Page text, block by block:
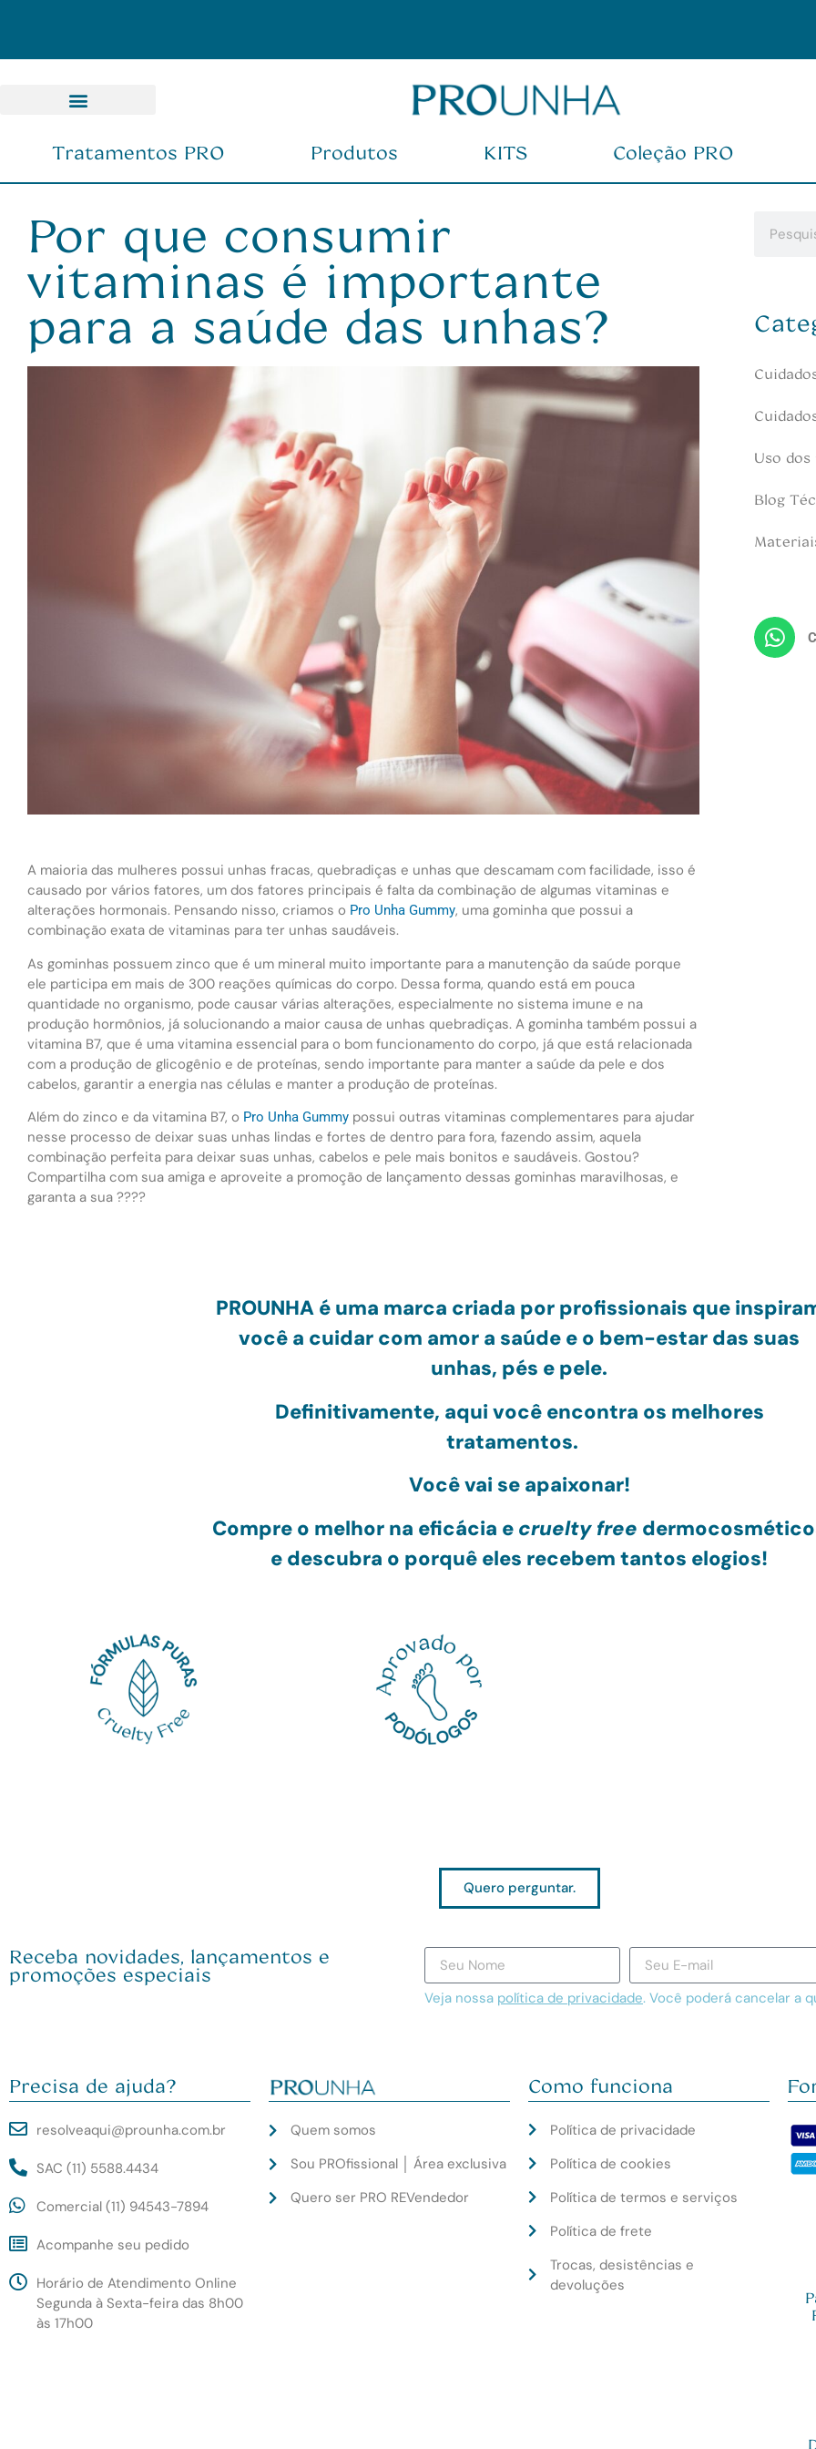
FRETE GRÁTIS nas compras acima de R$ 150,00
Tratamentos PRO Produtos KITS Coleção PRO
Por que consumir
vitaminas é importante
para a saúde das unhas?
A maioria das mulheres possui unhas fracas, quebradiças e unhas que descamam com facilidade, isso é
causado por vários fatores, um dos fatores principais é falta da combinação de algumas vitaminas e
alterações hormonais. Pensando nisso, criamos o Pro Unha Gummy, uma gominha que possui a
combinação exata de vitaminas para ter unhas saudáveis.
As gominhas possuem zinco que é um mineral muito importante para a manutenção da saúde porque
ele participa em mais de 300 reações químicas do corpo. Dessa forma, quando está em pouca
quantidade no organismo, pode causar várias alterações, especialmente no sistema imune e na
produção hormônios, já solucionando a maior causa de unhas quebradiças. A gominha também possui a
vitamina B7, que é uma vitamina essencial para o bom funcionamento do corpo, já que está relacionada
com a produção de glicogênio e de proteínas, sendo importante para manter a saúde da pele e dos
cabelos, garantir a energia nas células e manter a produção de proteínas.
Além do zinco e da vitamina B7, o Pro Unha Gummy possui outras vitaminas complementares para ajudar
nesse processo de deixar suas unhas lindas e fortes de dentro para fora, fazendo assim, aquela
combinação perfeita para deixar suas unhas, cabelos e pele mais bonitos e saudáveis. Gostou?
Compartilha com sua amiga e aproveite a promoção de lançamento dessas gominhas maravilhosas, e
garanta a sua ????
Uso
Blog
PROUNHA é uma marca criada por profissionais que
você a cuidar com amor a saúde e o bem-estar das suas
unhas, pés e pele.
Definitivamente, aqui você encontra os melhores
tratamentos.
Você vai se apaixonar!
Compre o melhor na eficácia e cruelty free
e descubra o porquê eles recebem tantos elogios!
Quero perguntar.
Receba novidades, lançamentos e
promoções especiais
Veja nossa política de privacidade. Você poderá cancelar a
Precisa de ajuda?
resolveaqui@prounha.com.br
SAC (11) 5588.4434
Comercial (11) 94543-7894
Acompanhe seu pedido
Horário de Atendimento Online
Segunda à Sexta-feira das 8h00
às 17h00
Quem somos
Sou PROfissional │ Área exclusiva
Quero ser PRO REVendedor
Como funciona
Política de privacidade
Política de cookies
Política de termos e serviços
Política de frete
Trocas, desistências e
devoluções